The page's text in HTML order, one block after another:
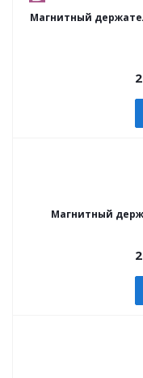
Магнитный
Магнитный